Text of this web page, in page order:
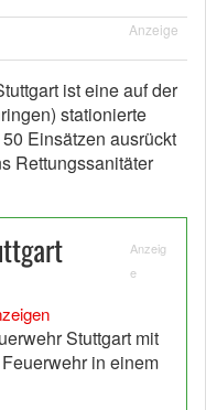
Anzeige
ist eine auf der
stationierte
Einsätzen ausrückt
Rettungssanitäter
Anzeig
e
Stuttgart mit
in einem